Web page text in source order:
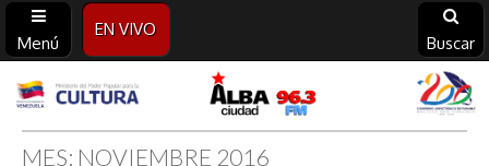
Menú
EN VIVO
Buscar
Alba
MES: NOVIEMBRE 2016